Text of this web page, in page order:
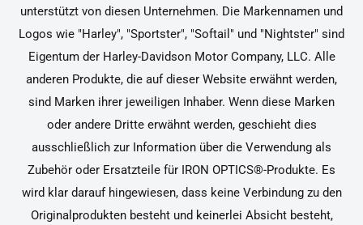
unterstützt von diesen Unternehmen. Die Markennamen und
Logos wie "Harley", "Sportster", "Softail" und "Nightster" sind
Eigentum der Harley-Davidson Motor Company, LLC. Alle
anderen Produkte, die auf dieser Website erwähnt werden,
sind Marken ihrer jeweiligen Inhaber. Wenn diese Marken
oder andere Dritte erwähnt werden, geschieht dies
ausschließlich zur Information über die Verwendung als
Zubehör oder Ersatzteile für IRON OPTICS®-Produkte. Es
wird klar darauf hingewiesen, dass keine Verbindung zu den
Originalprodukten besteht und keinerlei Absicht besteht,